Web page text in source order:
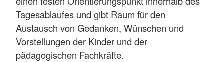
Tagesablaufes und gibt Raum für den
Austausch von Gedanken, Wünschen und
Vorstellungen der Kinder und der
pädagogischen Fachkräfte.